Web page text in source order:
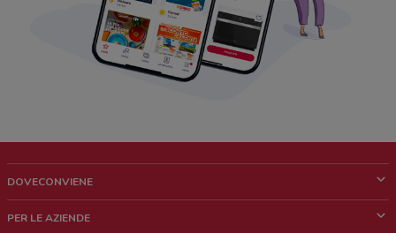
DOVECONVIENE
PER LE AZIENDE